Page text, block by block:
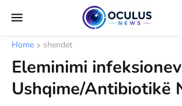
Home shendet
Eleminimi
Ushqime/Antibiotikë